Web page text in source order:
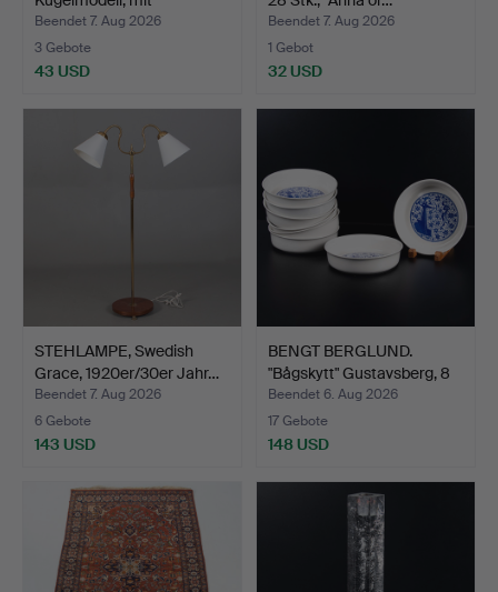
Glaskuppel …
Beendet 7. Aug 2026
3 Gebote
43 USD
Beendet 7. Aug 2026
1 Gebot
32 USD
STEHLAMPE, Swedish
Grace, 1920er/30er Jahr…
Beendet 7. Aug 2026
6 Gebote
143 USD
BENGT BERGLUND.
"Bågskytt" Gustavsberg, 8
…
Beendet 6. Aug 2026
17 Gebote
148 USD